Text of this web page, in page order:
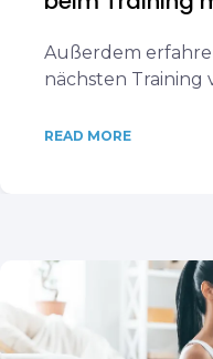
Außerdem
nächsten Training
READ MORE